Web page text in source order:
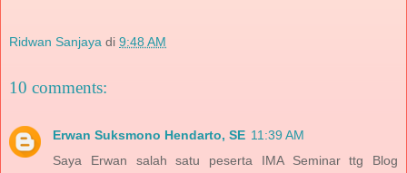
Ridwan Sanjaya di 9:48 AM
10 comments:
Erwan Suksmono Hendarto, SE 11:39 AM
Saya Erwan salah satu peserta IMA Seminar ttg Blog